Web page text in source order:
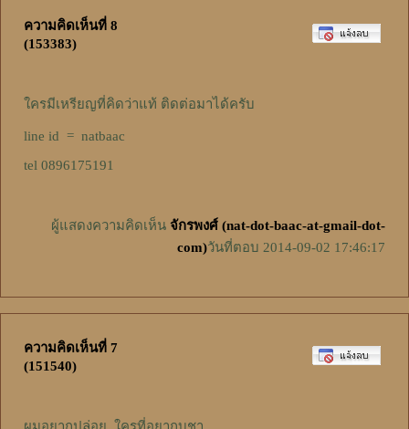
ความคิดเห็นที่ 8
(153383)
ใครมีเหรียญที่คิดว่าแท้ ติดต่อมาได้ครับ
line id = natbaac
tel 0896175191
ผู้แสดงความคิดเห็น จักรพงศ์ (nat-dot-baac-at-gmail-dot-
com)วันที่ตอบ 2014-09-02 17:46:17
ความคิดเห็นที่ 7
(151540)
ผมอยากปล่อย..ใครที่อยากบูชา